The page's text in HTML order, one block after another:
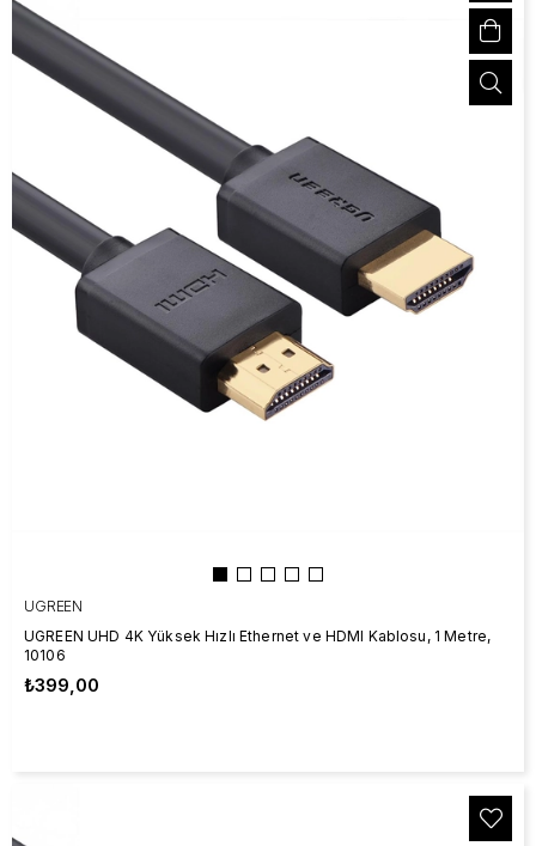
UGREEN
UGREEN UHD 4K Yüksek Hızlı Ethernet ve HDMI Kablosu, 1 Metre,
10106
₺399,00